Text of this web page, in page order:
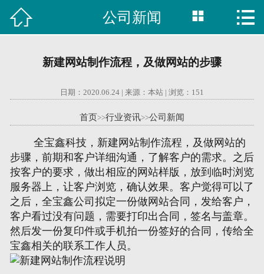
 首页
行业资讯
关于我们
联系我们
51La
 公司新闻  
新建网站制作流程，及做网站的步骤
日期：2020.06.24 | 来源：本站 | 浏览： 151
首页>>行业资讯>>公司新闻
全宝鑫科技，新建网站制作流程，及做网站的
步骤，前期和客户详细沟通，了解客户的需求。之后
按客户的要求，做出相应的网站样版，放到临时浏览
服务器上，让客户浏览，确认效果。客户觉得可以了
之后，全宝鑫公司拟定一份做网站合同，发给客户，
客户看过没有问题，需要打印出合同，签名与盖章。
然后发一份复印件或手机拍一份签好的合同，传给全
宝鑫相关的联系工作人员。